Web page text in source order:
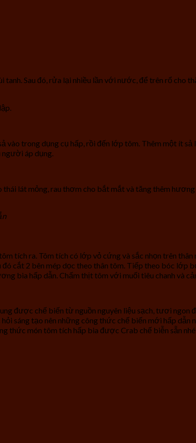
Sau đó, rửa lại nhiều lần với nước, để trên rổ cho
vào trong dụng cụ hấp, rồi đến lớp tôm. Thêm một ít
người áp dụng.
thái lát mỏng, rau thơm cho bắt mắt và tăng thêm
tích ra. Tôm tích có lớp vỏ cứng và sắc nhọn trên
cắt 2 bên mép dọc theo thân tôm. Tiếp theo bóc
bia hấp dẫn. Chấm thịt tôm với muối tiêu chanh và
được chế biến từ nguồn nguyên liệu sạch, tươi
sáng tạo nên những công thức chế biến mới hấp
thức món tôm tích hấp bia được Crab chế biễn sẵn